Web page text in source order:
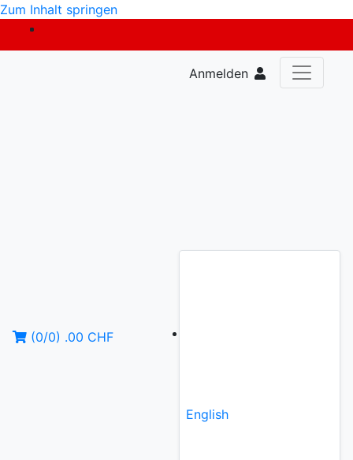
Zum Inhalt springen
Anmelden
English
(0/0) .00 CHF